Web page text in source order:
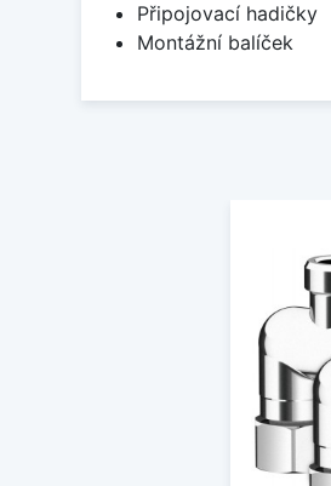
Připojovací hadičky
Montážní balíček